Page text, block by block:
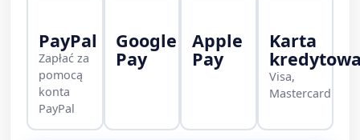
PayPal
Zapłać za
pomocą
konta
PayPal
Google
Pay
Apple
Pay
Karta
Visa,
Mastercard